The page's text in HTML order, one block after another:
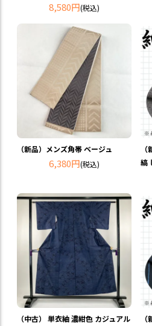
8,580円(税込)
（新品）メンズ角帯 ベージュ
6,380円(税込)
縞
（中古） 単衣紬 濃紺色 カジュアル